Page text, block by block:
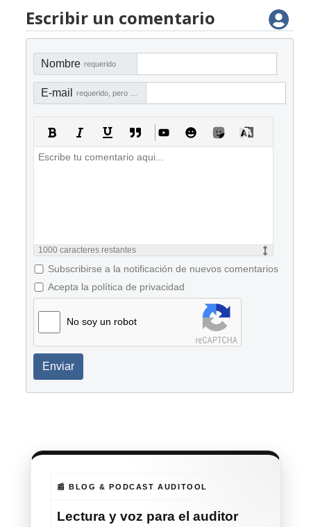
Escribir un comentario
Nombre requerido
E-mail
1000 caracteres restantes
Subscribirse a la notificación de nuevos comentarios
Acepta la política de privacidad
No soy un robot
Enviar
📰 BLOG & PODCAST AUDITOOL
Lectura y voz para el auditor